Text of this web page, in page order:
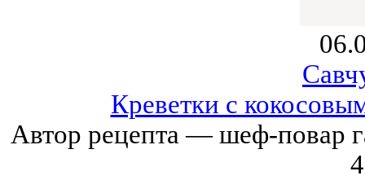
Креветки с
Автор рецепта — шеф-повар